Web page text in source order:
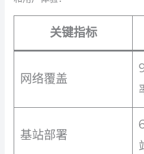
关键指标
网络覆盖
基站部署